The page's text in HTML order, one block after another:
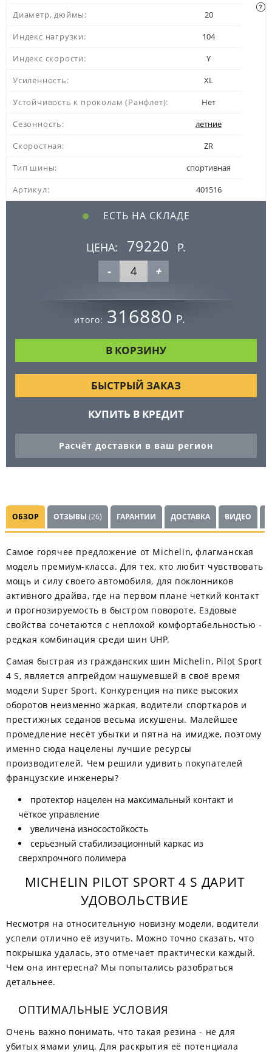
Диаметр, дюймы:
20
Индекс нагрузки:
104
Индекс скорости:
Y
Усиленность:
XL
Устойчивость к проколам (Ранфлет):
Нет
Сезонность:
летние
Скоростная:
ZR
Тип шины:
спортивная
Артикул:
401516
ЕСТЬ НА СКЛАДЕ
ЦЕНА: 79220
Р.
-
+
итого: 316880 Р.
БЫСТРЫЙ ЗАКАЗ
КУПИТЬ В КРЕДИТ
Расчёт доставки в ваш регион
ОБЗОР ОТЗЫВЫ (26) ГАРАНТИИ ДОСТАВКА ВИДЕО
Самое горячее предложение от Michelin, флагманская
модель премиум-класса. Для тех, кто любит чувствовать
мощь и силу своего автомобиля, для поклонников
активного драйва, где на первом плане чёткий контакт
и прогнозируемость в быстром повороте. Ездовые
свойства сочетаются с неплохой комфортабельностью -
редкая комбинация среди шин UHP.
Самая быстрая из гражданских шин Michelin, Pilot Sport
4 S, является апгрейдом нашумевшей в своё время
модели Super Sport. Конкуренция на пике высоких
оборотов неизменно жаркая, водители спорткаров и
престижных седанов весьма искушены. Малейшее
промедление несёт убытки и пятна на имидже, поэтому
именно сюда нацелены лучшие ресурсы
производителей. Чем решили удивить покупателей
французские инженеры?
протектор нацелен на максимальный контакт и
чёткое управление
увеличена износостойкость
серьёзный стабилизационный каркас из
сверхпрочного полимера
MICHELIN PILOT SPORT 4 S ДАРИТ
УДОВОЛЬСТВИЕ
Несмотря на относительную новизну модели, водители
успели отлично её изучить. Можно точно сказать, что
покрышка удалась, это отмечает практически каждый.
Чем она интересна? Мы попытались разобраться
детальнее.
ОПТИМАЛЬНЫЕ УСЛОВИЯ
Очень важно понимать, что такая резина - не для
убитых ямами улиц. Для раскрытия её потенциала